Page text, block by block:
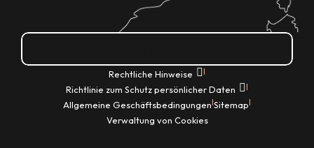
Rechtliche Hinweise |
Richtlinie zum Schutz persönlicher Daten |
Allgemeine Geschäftsbedingungen|Sitemap|
Verwaltung von Cookies